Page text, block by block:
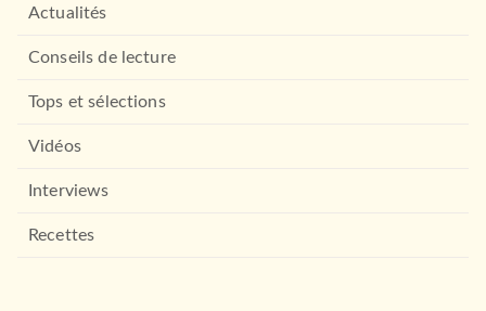
Actualités
Conseils de lecture
Tops et sélections
Vidéos
Interviews
Recettes